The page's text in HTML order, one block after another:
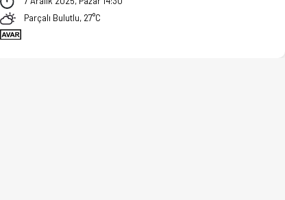
Parçalı Bulutlu, 27°C